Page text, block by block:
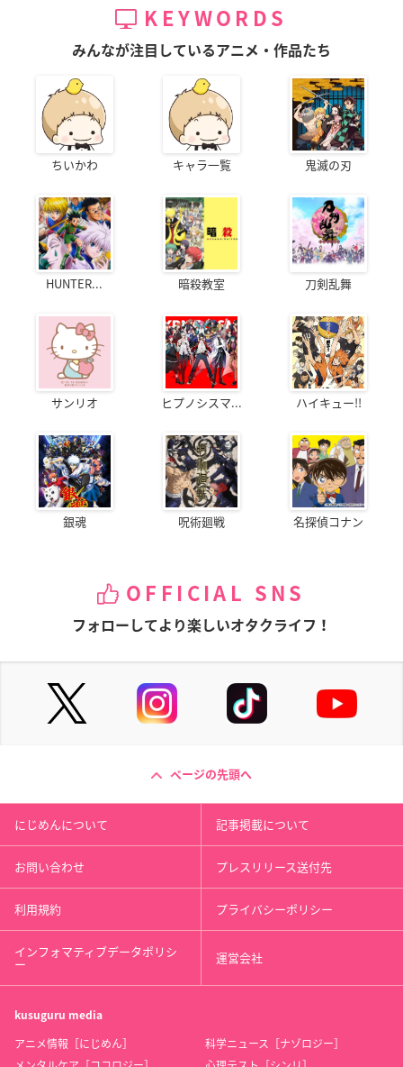
KEYWORDS
みんなが注目しているアニメ・作品たち
ちいかわ キャラ一覧 鬼滅の刃
HUNTER... 暗殺教室 刀剣乱舞
サンリオ ヒプノシスマ... ハイキュー!!
銀魂 呪術廻戦 名探偵コナン
OFFICIAL SNS
フォローしてより楽しいオタクライフ！
ページの先頭へ
にじめんについて 記事掲載について
お問い合わせ プレスリリース送付先
利用規約 プライバシーポリシー
インフォマティブデータポリシ
ー 運営会社
kusuguru media
アニメ情報［にじめん］
科学ニュース［ナゾロジー］